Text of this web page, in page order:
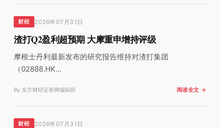
财经 2026年07月31日
渣打Q2盈利超预期 大摩重申增持评级
摩根士丹利最新发布的研究报告维持对渣打集团
（02888.HK...
By 东方财经证券网编辑部 阅读全文 →
财经 2026年07月31日